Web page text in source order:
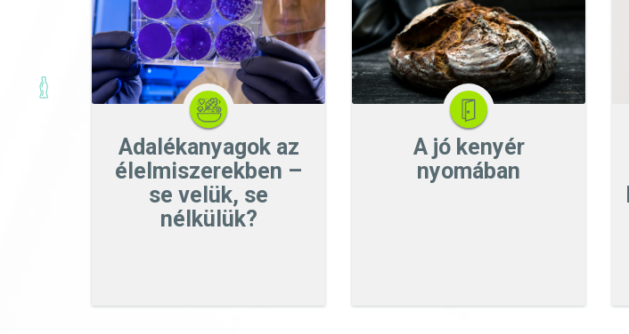
Adalékanyagok az
élelmiszerekben –
se velük, se
nélkülük?
A jó kenyér
nyomában